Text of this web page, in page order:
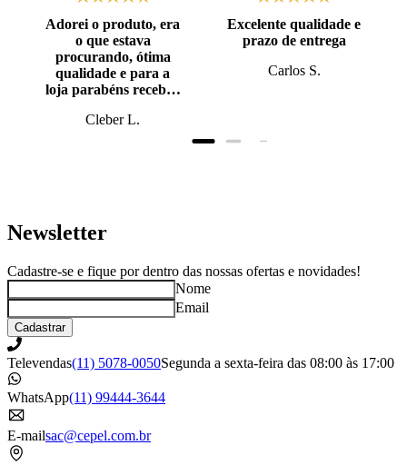
Adorei o produto, era
o que estava
procurando, ótima
qualidade e para a
loja parabéns recebi o
prazo, super bem
Cleber L.
Excelente qualidade e
prazo de entrega
Carlos S.
Newsletter
Cadastre-se e fique por dentro das nossas ofertas e novidades!
Nome
Email
Cadastrar
Televendas(11) 5078-0050Segunda a sexta-feira das 08:00 às 17:00
WhatsApp(11) 99444-3644
E-mailsac@cepel.com.br